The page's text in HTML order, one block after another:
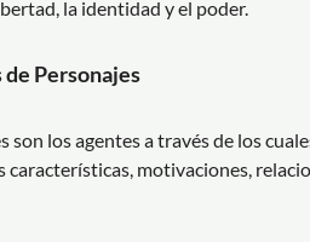
la identidad y el poder.
Personajes
son los agentes a través de los
características, motivaciones,